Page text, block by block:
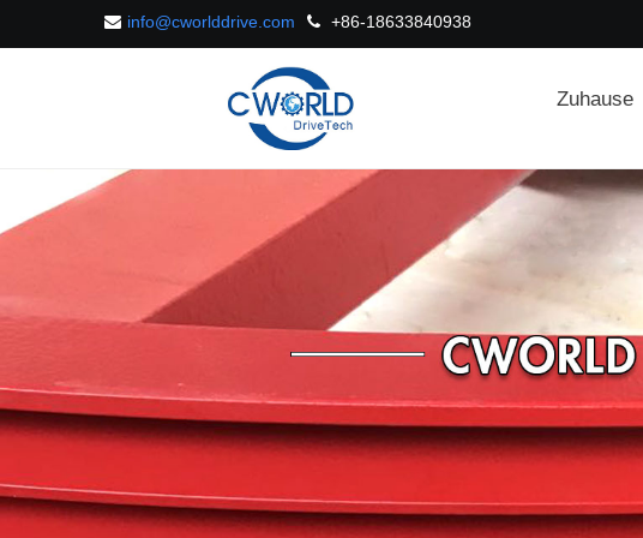
+86-18633840938
info@cworlddrive.com
Zuhause